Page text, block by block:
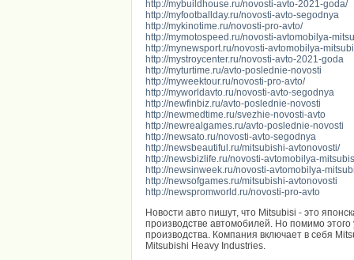
http://mybuildhouse.ru/novosti-avto-2021-goda/
http://myfootballday.ru/novosti-avto-segodnya
http://mykinotime.ru/novosti-pro-avto/
http://mymotospeed.ru/novosti-avtomobilya-
http://mynewsport.ru/novosti-avtomobilya-
http://mystroycenter.ru/novosti-avto-2021-goda
http://myturtime.ru/avto-poslednie-novosti
http://myweektour.ru/novosti-pro-avto/
http://myworldavto.ru/novosti-avto-segodnya
http://newfinbiz.ru/avto-poslednie-novosti
http://newmedtime.ru/svezhie-novosti-avto
http://newrealgames.ru/avto-poslednie-novosti
http://newsato.ru/novosti-avto-segodnya
http://newsbeautiful.ru/mitsubishi-avtonovosti/
http://newsbizlife.ru/novosti-avtomobilya-
http://newsinweek.ru/novosti-avtomobilya-
http://newsofgames.ru/mitsubishi-avtonovosti
http://newspromworld.ru/novosti-pro-avto
Новости авто пишут, что Mitsubisi - это
производстве автомобилей. Но помимо этого
производства. Компания включает в себя
Mitsubishi Heavy Industries.